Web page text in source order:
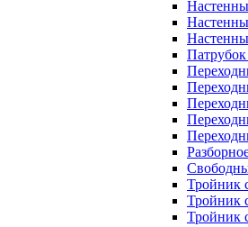
Тройник
Тройник
Тройник